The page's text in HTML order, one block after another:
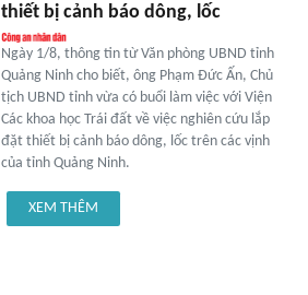
thiết bị cảnh báo dông, lốc
Ngày 1/8, thông tin từ Văn phòng UBND tỉnh
Quảng Ninh cho biết, ông Phạm Đức Ấn, Chủ
tịch UBND tỉnh vừa có buổi làm việc với Viện
Các khoa học Trái đất về việc nghiên cứu lắp
đặt thiết bị cảnh báo dông, lốc trên các vịnh
của tỉnh Quảng Ninh.
XEM THÊM